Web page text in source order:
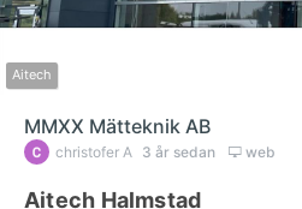
Aitech
MMXX Mätteknik AB
christofer A 3 år sedan web
Aitech Halmstad